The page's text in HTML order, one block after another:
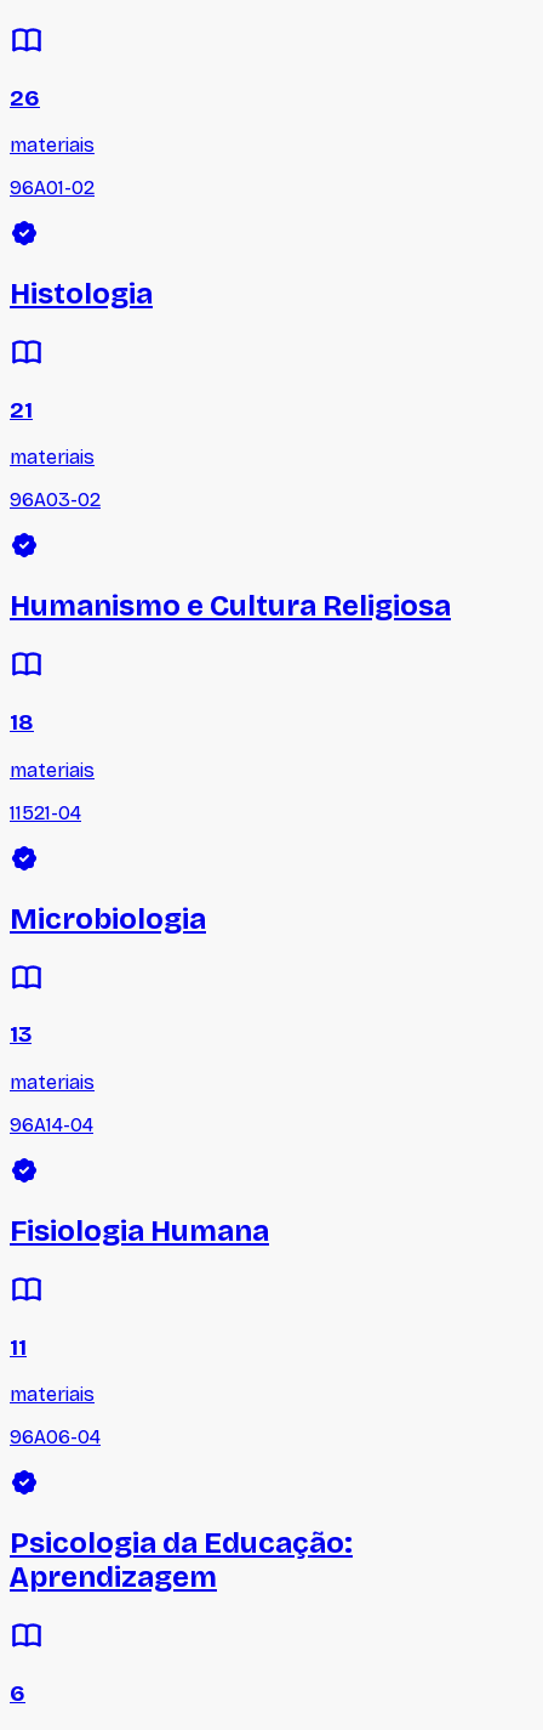
26
materiais
96A01-02
Histologia
21
materiais
96A03-02
Humanismo e Cultura Religiosa
18
materiais
11521-04
Microbiologia
13
materiais
96A14-04
Fisiologia Humana
11
materiais
96A06-04
Psicologia da Educação:
Aprendizagem
6